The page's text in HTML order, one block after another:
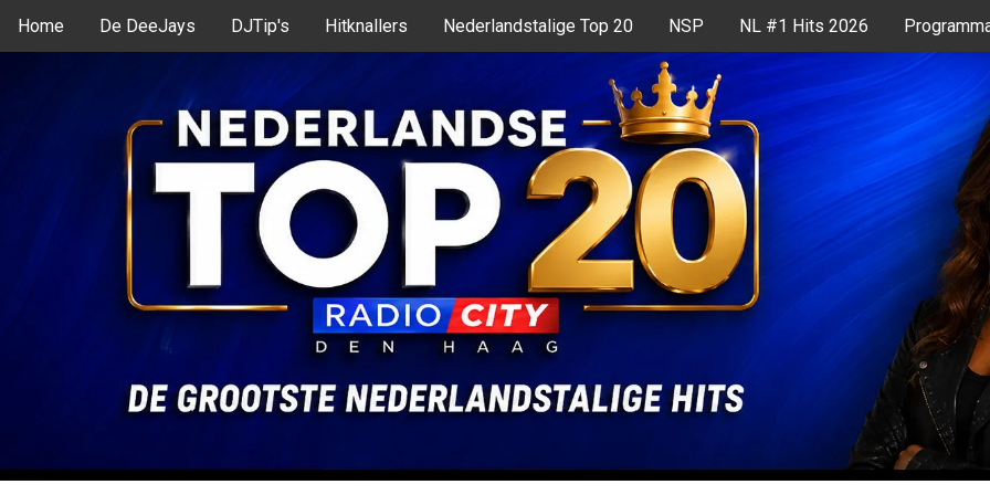
Home De DeeJays DJTip's Hitknallers Nederlandstalige Top 20 NSP NL #1 Hits 2026